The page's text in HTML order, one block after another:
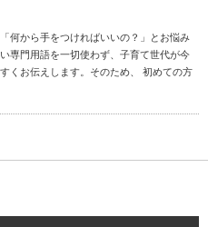
何から手をつければいいの？」とお悩み
専門用語を一切使わず、子育て世代が今
くお伝えします。そのため、 初めての方